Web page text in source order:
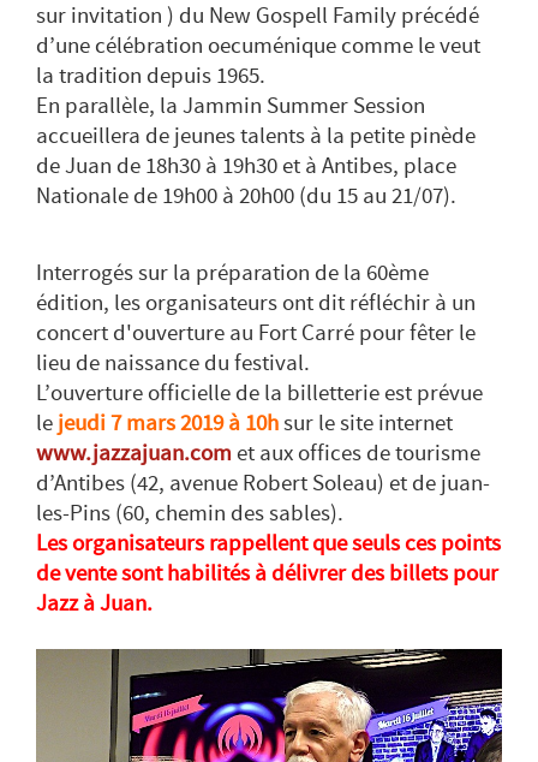
sur invitation ) du New Gospell Family précédé
d’une célébration oecuménique comme le veut
la tradition depuis 1965.
En parallèle, la Jammin Summer Session
accueillera de jeunes talents à la petite pinède
de Juan de 18h30 à 19h30 et à Antibes, place
Nationale de 19h00 à 20h00 (du 15 au 21/07).
Interrogés sur la préparation de la 60ème
édition, les organisateurs ont dit réfléchir à un
concert d'ouverture au Fort Carré pour fêter le
lieu de naissance du festival.
L’ouverture officielle de la billetterie est prévue
le jeudi 7 mars 2019 à 10hsur le site internet
www.jazzajuan.com et aux offices de tourisme
d’Antibes (42, avenue Robert Soleau) et de juan-
les-Pins (60, chemin des sables).
Les organisateurs rappellent que seuls ces points
de vente sont habilités à délivrer des billets pour
Jazz à Juan.